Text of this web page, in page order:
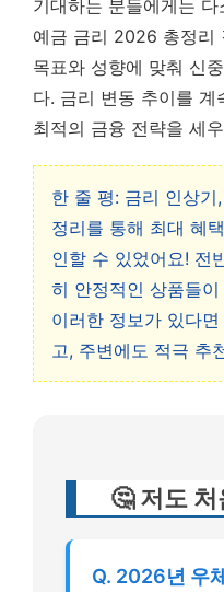
기대하는 분들에게는
예금 금리 2026 총정리
목표와 성향에 맞춰 신
다. 금리 변동 추이를 계
최적의 금융 전략을 세
한 줄 평: 금리 인상
정리를 통해 최대 혜
인할 수 있었어요! 전
히 안정적인 상품들
이러한 정보가 있다
고, 주변에도 적극 추
🤔 저도
Q. 2026년 우